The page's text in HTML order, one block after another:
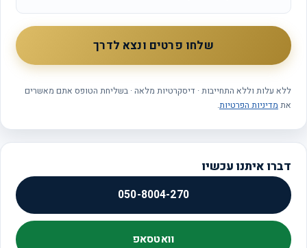
העסק
שלחו פרטים ונצא לדרך
ללא עלות וללא התחייבות · דיסקרטיות מלאה · בשליחת הטופס אתם מאשרים
אתמדיניות הפרטיות.
דברו איתנו עכשיו
050-8004-270
וואטסאפ